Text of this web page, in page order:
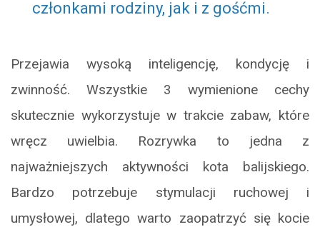
członkami rodziny, jak i z gośćmi.
Przejawia wysoką inteligencję, kondycję i
zwinność. Wszystkie 3 wymienione cechy
skutecznie wykorzystuje w trakcie zabaw, które
wręcz uwielbia. Rozrywka to jedna z
najważniejszych aktywności kota balijskiego.
Bardzo potrzebuje stymulacji ruchowej i
umysłowej, dlatego warto zaopatrzyć się kocie